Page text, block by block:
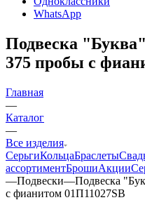
WhatsApp
Подвеска "Буква"
375 пробы с
Главная
—
Каталог
—
Все изделия
СерьгиКольцаБраслеты
ассортиментБрошиАкции
—Подвески—Подвеска
с фианитом 01П11027SВ